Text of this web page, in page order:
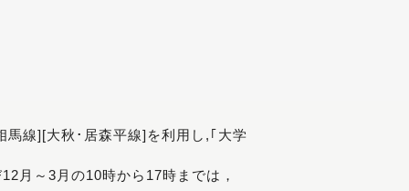
線][大秋･居森平線]を利用し,｢大学
月～3月の10時から17時までは，